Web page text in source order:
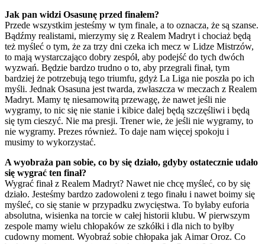
Jak pan widzi Osasunę przed finałem?
Przede wszystkim jesteśmy w tym finale, a to oznacza, że są szanse.
Bądźmy realistami, mierzymy się z Realem Madryt i chociaż będą
też myśleć o tym, że za trzy dni czeka ich mecz w Lidze Mistrzów,
to mają wystarczająco dobry zespół, aby podejść do tych dwóch
wyzwań. Będzie bardzo trudno o to, aby przegrali finał, tym
bardziej że potrzebują tego triumfu, gdyż La Liga nie poszła po ich
myśli. Jednak Osasuna jest twarda, zwłaszcza w meczach z Realem
Madryt. Mamy tę niesamowitą przewagę, że nawet jeśli nie
wygramy, to nic się nie stanie i kibice dalej będą szczęśliwi i będą
się tym cieszyć. Nie ma presji. Trener wie, że jeśli nie wygramy, to
nie wygramy. Prezes również. To daje nam więcej spokoju i
musimy to wykorzystać.
A wyobraża pan sobie, co by się działo, gdyby ostatecznie udało
się wygrać ten finał?
Wygrać finał z Realem Madryt? Nawet nie chcę myśleć, co by się
działo. Jesteśmy bardzo zadowoleni z tego finału i nawet boimy się
myśleć, co się stanie w przypadku zwycięstwa. To byłaby euforia
absolutna, wisienka na torcie w całej historii klubu. W pierwszym
zespole mamy wielu chłopaków ze szkółki i dla nich to byłby
cudowny moment. Wyobraź sobie chłopaka jak Aimar Oroz. Co